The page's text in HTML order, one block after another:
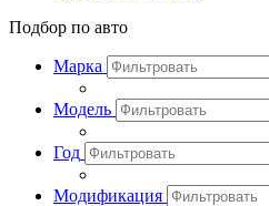
Подбор по авто
Марка
Модель
Год
Модификация